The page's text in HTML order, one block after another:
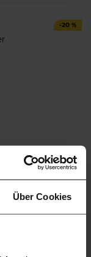
Über Cookies
- 20 %